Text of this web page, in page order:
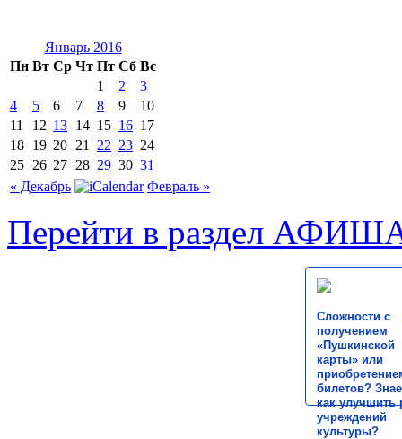
Январь 2016
Пн Вт Ср Чт Пт Сб Вс
1
2
3
4
5 6 7 8 9
10
11
12 13 14 15 16 17
18 19 20 21 22 23 24
25 26 27 28 29 30 31
« Декабрь
Февраль »
Перейти в раздел
Сложности с
получением
«Пушкинской
карты» или
билетов?
как улучшить
учреждений
культуры?